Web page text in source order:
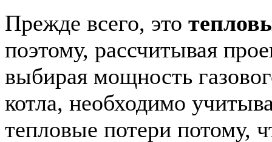
Прежде всего, это
поэтому, рассчитывая
выбирая мощность
котла, необходимо
тепловые потери потому,